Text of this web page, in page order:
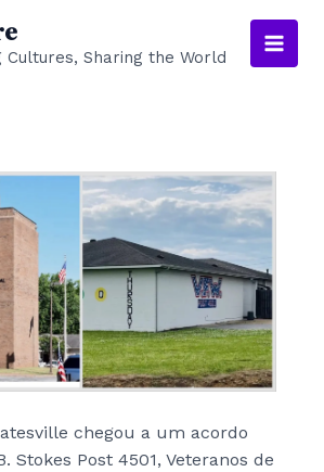
Cultures, Sharing the World
Main
chegou a um acordo
Stokes Post 4501, Veteranos de